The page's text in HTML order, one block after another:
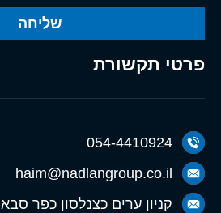
פרטי תקשורת
054-4410924
haim@nadlangroup.co.il
קניון ערים כצנלסון כפר סבא
שליחה